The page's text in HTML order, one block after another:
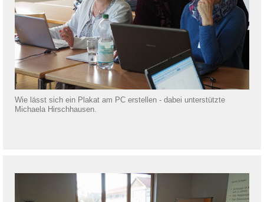
Wie lässt sich ein Plakat am PC erstellen - dabei unterstützte
Michaela Hirschhausen.